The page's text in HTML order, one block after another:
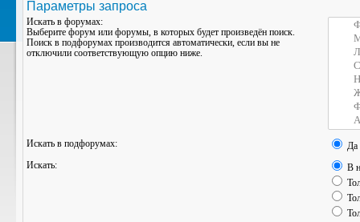
Параметры запроса
Искать в форумах:
Выберите форум или форумы, в которых будет произведён поиск.
Поиск в подфорумах производится автоматически, если вы не
отключили соответствующую опцию ниже.
Искать в подфорумах:
Да
Искать:
В